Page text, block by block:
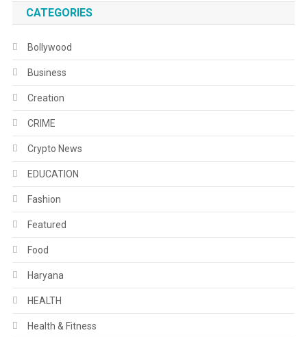
CATEGORIES
Bollywood
Business
Creation
CRIME
Crypto News
EDUCATION
Fashion
Featured
Food
Haryana
HEALTH
Health & Fitness